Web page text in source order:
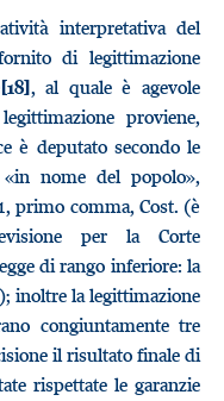
interpretativa del
di legittimazione
[18], al quale è agevole
proviene,
è deputato secondo le
nome del popolo»,
primo comma, Cost. (è
per la Corte
di rango inferiore: la
inoltre la legittimazione
congiuntamente tre
il risultato finale di
rispettate le garanzie